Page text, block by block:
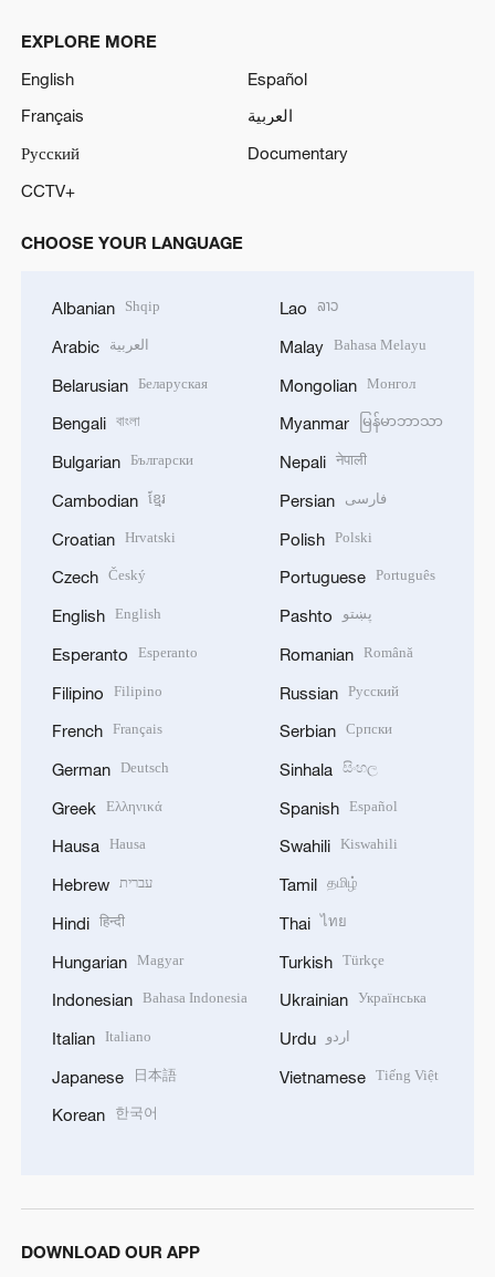
EXPLORE MORE
English
Español
Français
العربية
Русский
Documentary
CCTV+
CHOOSE YOUR LANGUAGE
Albanian Shqip
Arabic العربية
Belarusian Беларуская
Bengali বাংলা
Bulgarian Български
Cambodian ខ្មែរ
Croatian Hrvatski
Czech Český
English English
Esperanto Esperanto
Filipino Filipino
French Français
German Deutsch
Greek Ελληνικά
Hausa Hausa
Hebrew עברית
Hindi हिन्दी
Hungarian Magyar
Indonesian Bahasa Indonesia
Italian Italiano
Japanese 日本語
Korean 한국어
Lao ລາວ
Malay Bahasa Melayu
Mongolian Монгол
Myanmar မြန်မာဘာသာ
Nepali नेपाली
Persian فارسی
Polish Polski
Portuguese Português
Pashto پښتو
Romanian Română
Russian Русский
Serbian Српски
Sinhala සිංහල
Spanish Español
Swahili Kiswahili
Tamil தமிழ்
Thai ไทย
Turkish Türkçe
Ukrainian Українська
Urdu اردو
Vietnamese Tiếng Việt
DOWNLOAD OUR APP